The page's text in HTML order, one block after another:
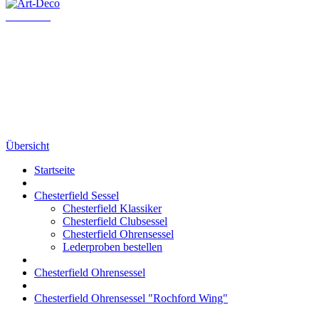
Übersicht
Startseite
Chesterfield Sessel
Chesterfield Klassiker
Chesterfield Clubsessel
Chesterfield Ohrensessel
Lederproben bestellen
Chesterfield Ohrensessel
Chesterfield Ohrensessel "Rochford Wing"